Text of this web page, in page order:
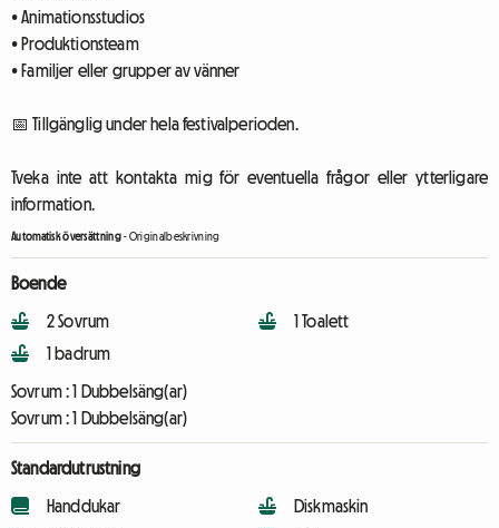
• Animationsstudios
• Produktionsteam
• Familjer eller grupper av vänner
📅 Tillgänglig under hela festivalperioden.
Tveka inte att kontakta mig för eventuella frågor eller ytterligare
information.
Automatisk översättning-Originalbeskrivning
Boende
2 Sovrum
1 badrum
1 Toalett
Sovrum :1 Dubbelsäng(ar)
Sovrum :1 Dubbelsäng(ar)
Standardutrustning
Handdukar
Diskmaskin